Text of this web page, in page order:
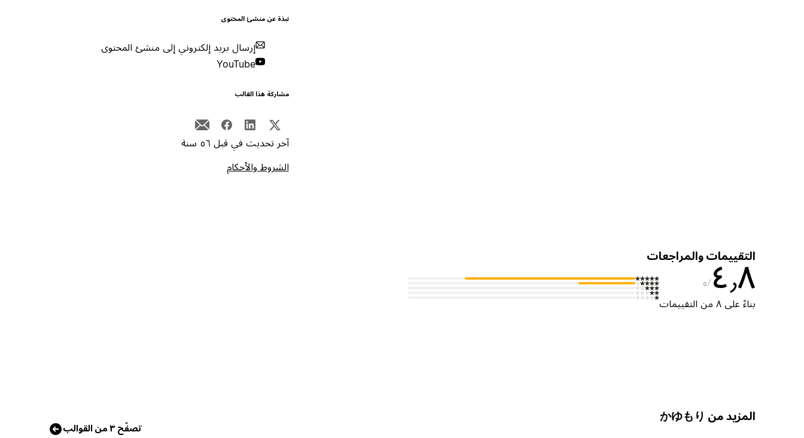
نبذة عن منشئ المحتوى
إرسال بريد إلكتروني إلى منشئ المحتوى
YouTube
مشاركة هذا القالب
آخر تحديث في قبل ٥٦ سنة
الشروط والأحكام
التقييمات والمراجعات
٤٫٨ ٥
بناءً على ٨ من التقييمات
المزيد من かゆもり
تصفّح ٣ من القوالب